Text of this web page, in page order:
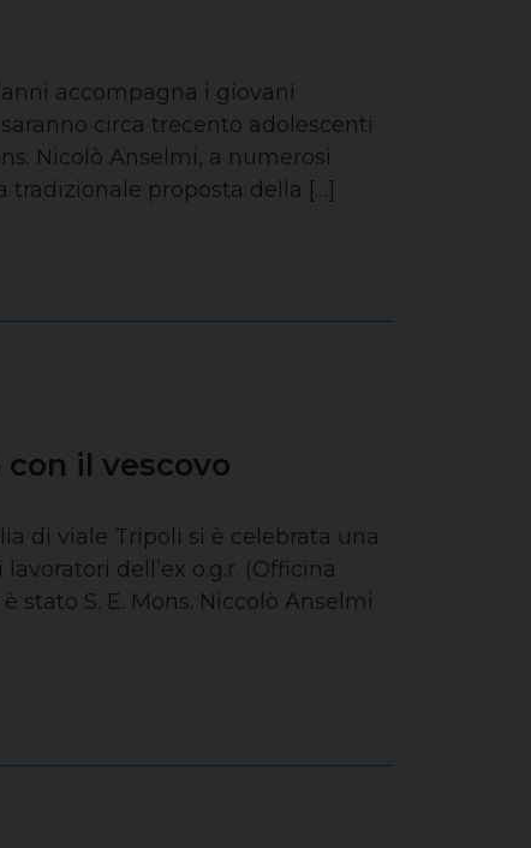
accompagna i giovani
circa trecento adolescenti
Nicolò Anselmi, a numerosi
tradizionale proposta della […]
il vescovo
di viale Tripoli si è celebrata una
dell’ex o.g.r. (Officina
stato S. E. Mons. Niccolò Anselmi